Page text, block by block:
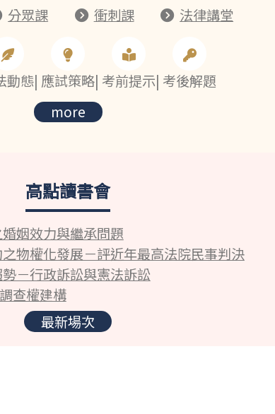
分眾課 衝刺課 法律講堂
動態| 應試策略| 考前提示| 考後解題
more
高點讀書會
姻效力與繼承問題
物權化發展－評近年最高法院民事判決
－行政訴訟與憲法訴訟
查權建構
最新場次